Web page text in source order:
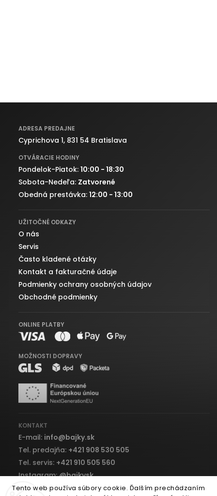
Tento web používa súbory cookie. Ďalším prechádzaním
ADRESA PREDAJNE
Cyprichova 1, 831 54 Bratislava
OTVÁRACIE HODINY
Pondelok-Piatok: 10:00 - 18:30
Sobota-Nedeľa: Zatvorené
Obedná prestávka: 12:00 - 13:00
UŽITOČNÉ ODKAZY
O nás
Servis
Často kladené otázky
Kontakt a fakturačné údaje
Podmienky ochrany osobných údajov
Obchodné podmienky
ONLINE PLATBY
MOŽNOSTI DOPRAVY
KONTAKT
E-mail: info@bajky.sk
Tel. predajňa: +421 908 530 505
Tel. servis: +421 910 505 560
Instagram:@bajkysk
Facebook:bajky.sk